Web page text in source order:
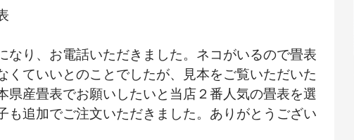
なり、お電話いただきました。ネコがいるので畳表
くていいとのことでしたが、見本をご覧いただいた
県産畳表でお願いしたいと当店２番人気の畳表を選
も追加でご注文いただきました。ありがとうござい